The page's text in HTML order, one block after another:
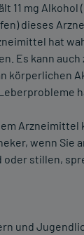
11 mg Alkohol
dieses
hat
Es kann
körperlichen
wenn Sie
oder stillen,
und